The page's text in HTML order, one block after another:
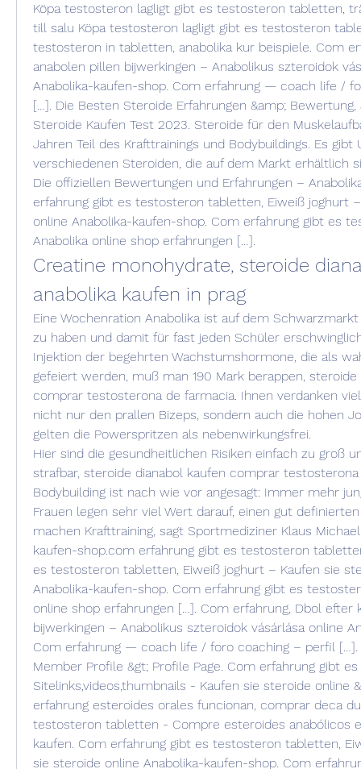
Köpa testosteron lagligt gibt es testosteron tabletten,
till salu Köpa testosteron lagligt gibt es testosteron
testosteron in tabletten, anabolika kur beispiele. Com
anabolen pillen bijwerkingen – Anabolikus szteroidok
Anabolika-kaufen-shop. Com erfahrung — coach life /
[…]. Die Besten Steroide Erfahrungen &amp; Bewertung,
Steroide Kaufen Test 2023. Steroide für den
Jahren Teil des Krafttrainings und Bodybuildings. Es
verschiedenen Steroiden, die auf dem Markt erhältlich
Die offiziellen Bewertungen und Erfahrungen –
erfahrung gibt es testosteron tabletten, Eiweiß joghurt
online Anabolika-kaufen-shop. Com erfahrung gibt es
Anabolika online shop erfahrungen […].
Creatine monohydrate, steroide
anabolika kaufen in prag
Eine Wochenration Anabolika ist auf dem
zu haben und damit für fast jeden Schüler
Injektion der begehrten Wachstumshormone, die als
gefeiert werden, muß man 190 Mark berappen, steroide
comprar testosterona de farmacia. Ihnen verdanken
nicht nur den prallen Bizeps, sondern auch die hohen
gelten die Powerspritzen als nebenwirkungsfrei.
Hier sind die gesundheitlichen Risiken einfach zu groß
strafbar, steroide dianabol kaufen comprar
Bodybuilding ist nach wie vor angesagt: Immer mehr
Frauen legen sehr viel Wert darauf, einen gut
machen Krafttraining, sagt Sportmediziner Klaus
kaufen-shop.com erfahrung gibt es testosteron
es testosteron tabletten, Eiweiß joghurt – Kaufen sie
Anabolika-kaufen-shop. Com erfahrung gibt es
online shop erfahrungen […]. Com erfahrung, Dbol efter
bijwerkingen – Anabolikus szteroidok vásárlása online
Com erfahrung — coach life / foro coaching – perfil
Member Profile &gt; Profile Page. Com erfahrung gibt
Sitelinks,videos,thumbnails - Kaufen sie steroide online
erfahrung esteroides orales funcionan, comprar deca
testosteron tabletten - Compre esteroides anabólicos
kaufen. Com erfahrung gibt es testosteron tabletten,
sie steroide online Anabolika-kaufen-shop. Com